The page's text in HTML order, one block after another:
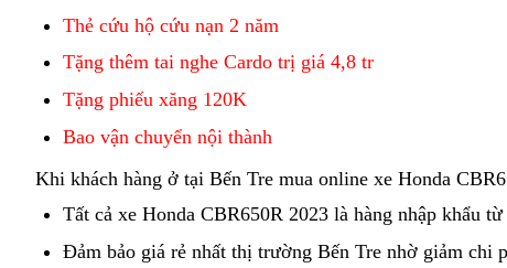
Thẻ cứu hộ cứu nạn 2 năm
Tặng thêm tai nghe Cardo trị giá 4,8 tr
Tặng phiếu xăng 120K
Bao vận chuyển nội thành
Khi khách hàng ở tại Bến Tre mua online chính
hãng
xe Honda
Tất cả cung
cấp
xe Honda CBR650R 2023 phanh
ABS
là hàng nhập khẩu
Đảm bảo xe
giá rẻ bảng
nhất thị trường Bến Tre nhờ lái
giảm chi